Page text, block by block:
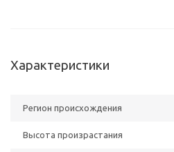
Характеристики
Регион происхождения
Высота произрастания